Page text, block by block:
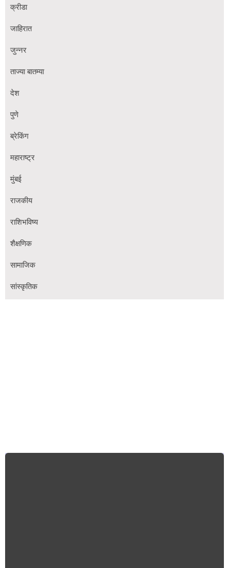
क्रीडा
जाहिरात
जुन्नर
ताज्या बातम्या
देश
पुणे
ब्रेकिंग
महाराष्ट्र
मुंबई
राजकीय
राशिभविष्य
शैक्षणिक
सामाजिक
सांस्कृतिक